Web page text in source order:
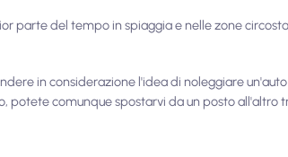
parte del tempo in spiaggia e nelle zone
in considerazione l'idea di noleggiare
potete comunque spostarvi da un posto